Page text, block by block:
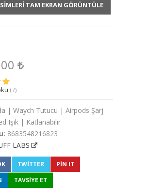
TAM EKRAN GÖRÜNTÜLE
(7)
| Waych Tutucu | Airpods Şarj
Işık | Katlanabilir
8683548216823
LABS
TWITTER
PIN IT
TAVSİYE ET